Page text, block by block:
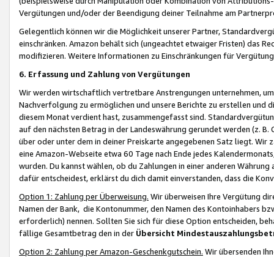
Vergütungen und/oder der Beendigung deiner Teilnahme am
Gelegentlich können wir die Möglichkeit unserer Partner,
einschränken. Amazon behält sich (ungeachtet etwaiger Fristen) das
modifizieren. Weitere Informationen zu Einschränkungen für
6. Erfassung und Zahlung von Vergütungen
Wir werden wirtschaftlich vertretbare Anstrengungen unternehmen,
Nachverfolgung zu ermöglichen und unsere Berichte zu erstellen und
diesem Monat verdient hast, zusammengefasst sind.
auf den nächsten Betrag in der Landeswährung gerundet werden (z.
über oder unter dem in deiner Preiskarte angegebenen Satz liegt.
eine Amazon-Webseite etwa 60 Tage nach Ende jedes
wurden. Du kannst wählen, ob du Zahlungen in einer anderen
dafür entscheidest, erklärst du dich damit einverstanden, dass die
Option 1: Zahlung per Überweisung. Wir überweisen Ihre Vergütung
Namen der Bank, die Kontonummer, den Namen des Kontoinhabers
erforderlich) nennen. Sollten Sie sich für diese Option entscheiden,
fällige Gesamtbetrag den in der Übersicht
Option 2: Zahlung per Amazon-Geschenkgutschein. Wir übersenden